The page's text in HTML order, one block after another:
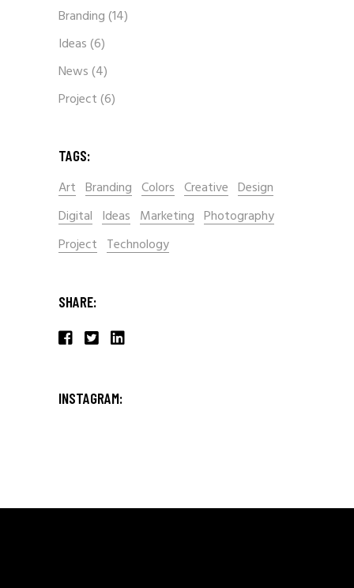
Branding(14)
Ideas(6)
News(4)
Project(6)
TAGS:
Art Branding Colors Creative Design
Digital Ideas Marketing Photography
Project Technology
SHARE:
INSTAGRAM: